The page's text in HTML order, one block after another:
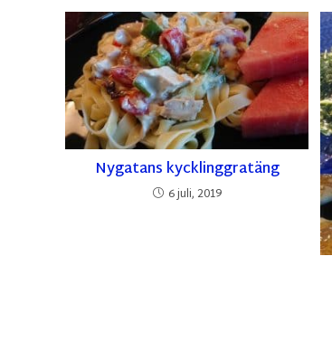
Nygatans kycklinggratäng
6 juli, 2019